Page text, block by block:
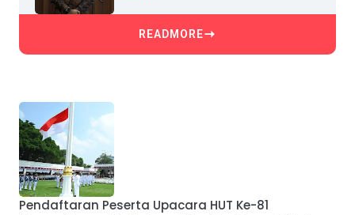
READMORE
Pendaftaran Peserta Upacara HUT Ke-81